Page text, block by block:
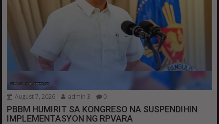
August 7, 2026 admin 3 0
PBBM HUMIRIT SA KONGRESO NA SUSPENDIHIN
IMPLEMENTASYON NG RPVARA